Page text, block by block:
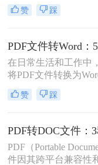
呢？
求。PDF格式的文件
是困扰许多用户的难
调整报告格式，掌握
Word技巧都至关重要
细介绍几种经过实践
法，帮助您快速解决
赞 踩
在日常生活和工作中
将PDF文件转换为
编辑和修改。那么怎
成word呢？本文将详
助大家轻松应对这一
赞 踩
PDF（Portable
件因其跨平台兼容性